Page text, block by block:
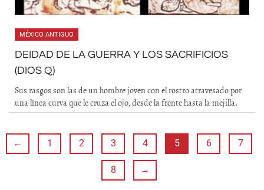
MÉXICO ANTIGUO
DEIDAD DE LA GUERRA Y LOS SACRIFICIOS
(DIOS Q)
Sus rasgos son las de un hombre joven con el rostro atravesado por
una línea curva que le cruza el ojo, desde la frente hasta la mejilla.
← 1 2 3 4 5 6 7
8 →